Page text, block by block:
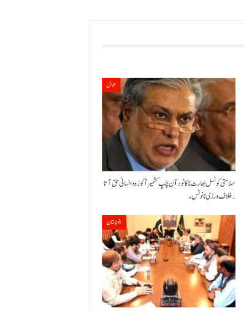
حوال
سلامتی کونسل بھارت نا کانود آن چَپ کشمیر آ کوزہ و انسانی حق آتا
خلاف ورزی نا نوٹس ءِ…
بلوچستان